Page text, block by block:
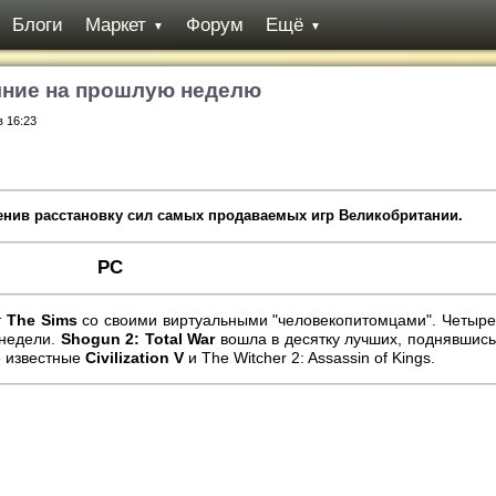
Блоги Маркет ▼ Форум Ещё ▼
на прошлую неделю
16:23
расстановку сил самых продаваемых игр Великобритании.
PC
The Simsсо своими виртуальными "человекопитомцами". Четыре
Shogun 2: Total Warвошла в десятку лучших, поднявшись
Civilization V и The Witcher 2: Assassin of Kings.